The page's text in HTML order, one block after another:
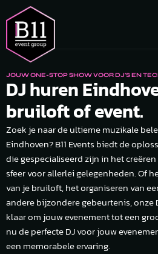
JOUW ONE-STOP SHOW VOOR DJ'S EN
DJ huren
bruiloft of event.
Zoek je naar de ultieme muzikale
Eindhoven? B11 Events biedt de
die gespecialiseerd zijn in het
sfeer voor allerlei gelegenheden. Of
van je bruiloft, het organiseren van
andere bijzondere gebeurtenis, onze
klaar om jouw evenement tot een
nu de perfecte DJ voor jouw
een memorabele ervaring.